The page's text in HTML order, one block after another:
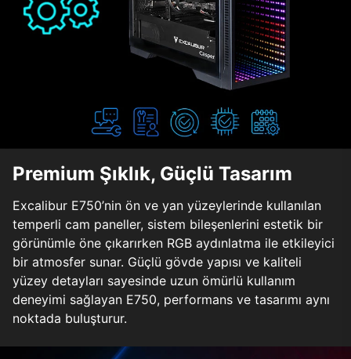
Premium Şıklık, Güçlü Tasarım
Excalibur E750’nin ön ve yan yüzeylerinde kullanılan
temperli cam paneller, sistem bileşenlerini estetik bir
görünümle öne çıkarırken RGB aydınlatma ile etkileyici
bir atmosfer sunar. Güçlü gövde yapısı ve kaliteli
yüzey detayları sayesinde uzun ömürlü kullanım
deneyimi sağlayan E750, performans ve tasarımı aynı
noktada buluşturur.